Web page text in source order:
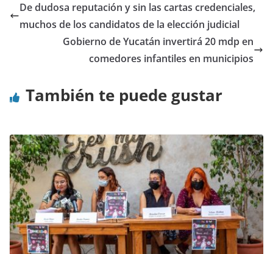
De dudosa reputación y sin las cartas credenciales,
muchos de los candidatos de la elección judicial
Gobierno de Yucatán invertirá 20 mdp en
comedores infantiles en municipios
También te puede gustar